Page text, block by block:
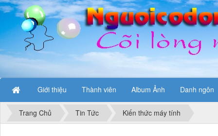
Giới thiệu Thành viên Album Ảnh Danh ngôn
Trang Chủ Tin Tức Kiến thức máy tính